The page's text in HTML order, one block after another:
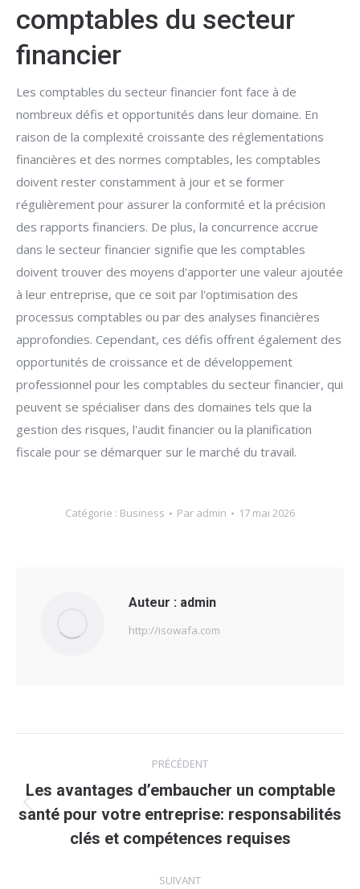
comptables du secteur
financier
Les comptables du secteur financier font face à de
nombreux défis et opportunités dans leur domaine. En
raison de la complexité croissante des réglementations
financières et des normes comptables, les comptables
doivent rester constamment à jour et se former
régulièrement pour assurer la conformité et la précision
des rapports financiers. De plus, la concurrence accrue
dans le secteur financier signifie que les comptables
doivent trouver des moyens d'apporter une valeur ajoutée
à leur entreprise, que ce soit par l'optimisation des
processus comptables ou par des analyses financières
approfondies. Cependant, ces défis offrent également des
opportunités de croissance et de développement
professionnel pour les comptables du secteur financier, qui
peuvent se spécialiser dans des domaines tels que la
gestion des risques, l'audit financier ou la planification
fiscale pour se démarquer sur le marché du travail.
Catégorie : Business Par admin 17 mai 2026
Auteur : admin
http://isowafa.com
article
PRÉCÉDENT
Article
précédent
Les avantages d’embaucher un comptable
santé pour votre entreprise: responsabilités
clés et compétences requises
SUIVANT